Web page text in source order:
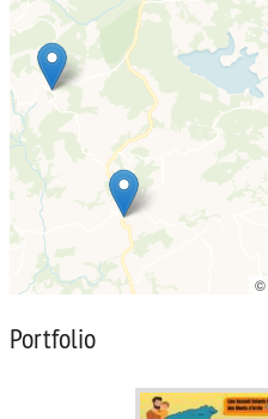
©
Portfolio